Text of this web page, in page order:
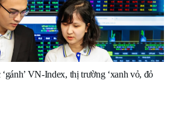
VN-Index, thị trường ‘xanh vỏ, đỏ